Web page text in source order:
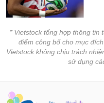
* Vietstock tổng hợp thông tin
điểm công bố cho mục
Vietstock không chịu trách
sử dụng